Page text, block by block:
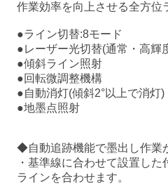
作業効率を向上させる全方位
●ライン切替:8モード
●レーザー光切替(通常・高輝
●傾斜ライン照射
●回転微調整機構
●自動消灯(傾斜2°以上で消灯)
●地墨点照射
◆自動追跡機能で墨出し作業
・基準線に合わせて設置し
ラインを合わせます。